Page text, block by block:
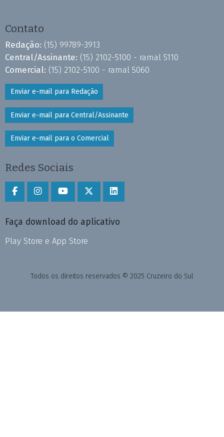
Contato
Redação: (15) 99789-3913
Central/Assinante: (15) 2102-5100 - ramal 5110
Comercial: (15) 2102-5100 - ramal 5060
Enviar e-mail para Redação
Enviar e-mail para Central/Assinante
Enviar e-mail para o Comercial
Redes Sociais
Faça download do aplicativo
Play Store e App Store
Todos os direitos reservados © 2025 Cruzeiro do Sul